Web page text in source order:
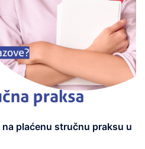
plaćenu stručnu praksu u